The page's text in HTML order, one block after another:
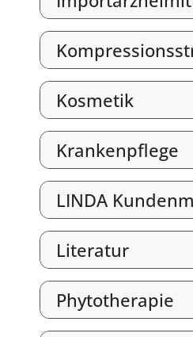
Kosmetik
Krankenpflege
LINDA
Literatur
Phytotherapie